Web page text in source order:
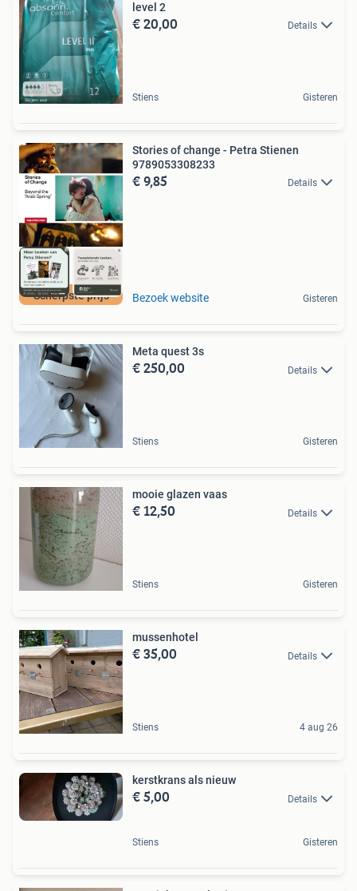
level 2
€ 20,00 Details
Stiens Gisteren
Scherpste prijs
Stories of change - Petra Stienen
9789053308233
€ 9,85 Details
Bezoek website Gisteren
Meta quest 3s
€ 250,00 Details
Stiens Gisteren
mooie glazen vaas
€ 12,50 Details
Stiens Gisteren
mussenhotel
€ 35,00 Details
Stiens 4 aug 26
kerstkrans als nieuw
€ 5,00 Details
Stiens Gisteren